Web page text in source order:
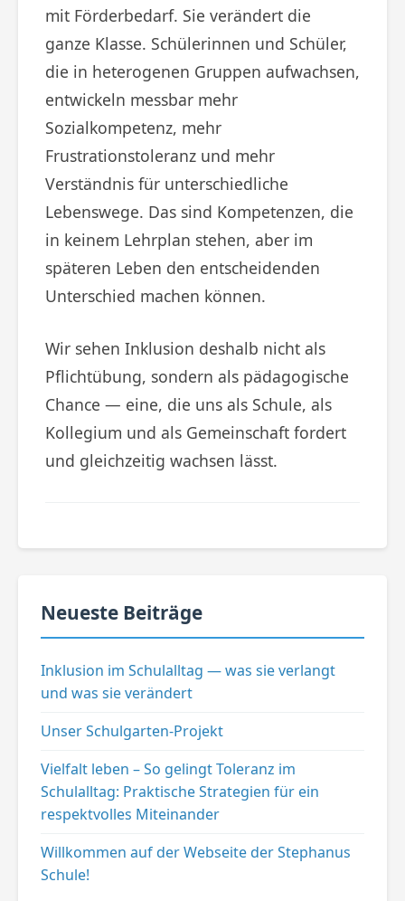
mit Förderbedarf. Sie verändert die
ganze Klasse. Schülerinnen und Schüler,
die in heterogenen Gruppen aufwachsen,
entwickeln messbar mehr
Sozialkompetenz, mehr
Frustrationstoleranz und mehr
Verständnis für unterschiedliche
Lebenswege. Das sind Kompetenzen, die
in keinem Lehrplan stehen, aber im
späteren Leben den entscheidenden
Unterschied machen können.
Wir sehen Inklusion deshalb nicht als
Pflichtübung, sondern als pädagogische
Chance — eine, die uns als Schule, als
Kollegium und als Gemeinschaft fordert
und gleichzeitig wachsen lässt.
Neueste Beiträge
Inklusion im Schulalltag — was sie verlangt
und was sie verändert
Unser Schulgarten-Projekt
Vielfalt leben – So gelingt Toleranz im
Schulalltag: Praktische Strategien für ein
respektvolles Miteinander
Willkommen auf der Webseite der Stephanus
Schule!